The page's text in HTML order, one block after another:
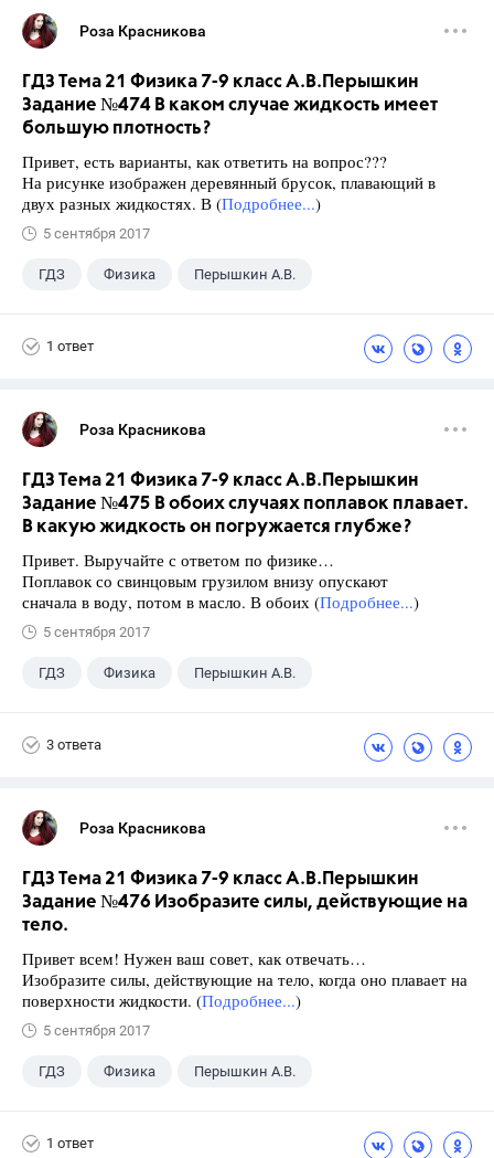
Роза Красникова
ГДЗ Тема 21 Физика 7-9 класс А.В.Перышкин
Задание №474 В каком случае жидкость имеет
большую плотность?
Привет, есть варианты, как ответить на вопрос???
На рисунке изображен деревянный брусок, плавающий в
двух разных жидкостях. В (Подробнее...)
5 сентября 2017
ГДЗ Физика Перышкин А.В.
1 ответ
Роза Красникова
ГДЗ Тема 21 Физика 7-9 класс А.В.Перышкин
Задание №475 В обоих случаях поплавок плавает.
В какую жидкость он погружается глубже?
Привет. Выручайте с ответом по физике…
Поплавок со свинцовым грузилом внизу опускают
сначала в воду, потом в масло. В обоих (Подробнее...)
5 сентября 2017
ГДЗ Физика Перышкин А.В.
3 ответа
Роза Красникова
ГДЗ Тема 21 Физика 7-9 класс А.В.Перышкин
Задание №476 Изобразите силы, действующие на
тело.
Привет всем! Нужен ваш совет, как отвечать…
Изобразите силы, действующие на тело, когда оно плавает на
поверхности жидкости. (Подробнее...)
5 сентября 2017
ГДЗ Физика Перышкин А.В.
1 ответ